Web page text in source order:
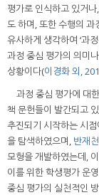
평가로 인식하고 있거나
도 하며, 또한 수행의
유사하게 생각하여 ‘과
과정 중심 평가의 의미
상황이다(이경화 외,
과정 중심 평가에 대
책 문헌들이 발간되고
추진되기 시작하는 시
을 탐색하였으며, 반재
모형을 개발하였는데,
이를 위한 학생평가 운
중심 평가의 실천적인